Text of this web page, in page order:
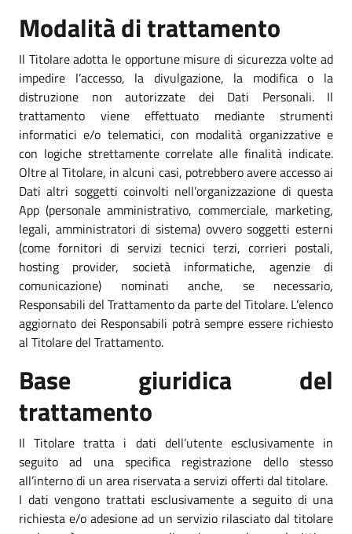
Modalità di trattamento
Il Titolare adotta le opportune misure di sicurezza volte ad
impedire l’accesso, la divulgazione, la modifica o la
distruzione non autorizzate dei Dati Personali. Il
trattamento viene effettuato mediante strumenti
informatici e/o telematici, con modalità organizzative e
con logiche strettamente correlate alle finalità indicate.
Oltre al Titolare, in alcuni casi, potrebbero avere accesso ai
Dati altri soggetti coinvolti nell’organizzazione di questa
App (personale amministrativo, commerciale, marketing,
legali, amministratori di sistema) ovvero soggetti esterni
(come fornitori di servizi tecnici terzi, corrieri postali,
hosting provider, società informatiche, agenzie di
comunicazione) nominati anche, se necessario,
Responsabili del Trattamento da parte del Titolare. L’elenco
aggiornato dei Responsabili potrà sempre essere richiesto
al Titolare del Trattamento.
Base giuridica del
trattamento
Il Titolare tratta i dati dell’utente esclusivamente in
seguito ad una specifica registrazione dello stesso
all’interno di un area riservata a servizi offerti dal titolare.
I dati vengono trattati esclusivamente a seguito di una
richiesta e/o adesione ad un servizio rilasciato dal titolare